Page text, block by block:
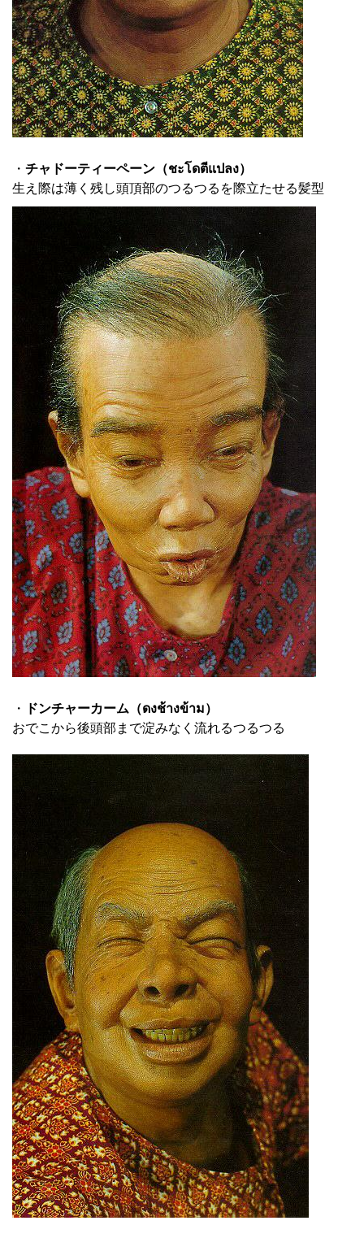
・ チャドーティーペーン（ชะโดตีแปลง）
生え際は薄く残し頭頂部のつるつるを際立たせる髪型
・
ドンチャーカーム（ดงช้างข้าม）
おでこから後頭部まで淀みなく流れるつるつる